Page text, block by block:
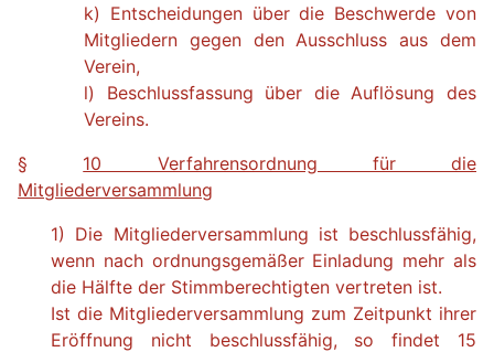
k) Entscheidungen über die Beschwerde von
Mitgliedern gegen den Ausschluss aus dem
Verein,
l) Beschlussfassung über die Auflösung des
Vereins.
§ 10 Verfahrensordnung für die
Mitgliederversammlung
1) Die Mitgliederversammlung ist beschlussfähig,
wenn nach ordnungsgemäßer Einladung mehr als
die Hälfte der Stimmberechtigten vertreten ist.
Ist die Mitgliederversammlung zum Zeitpunkt ihrer
Eröffnung nicht beschlussfähig, so findet 15